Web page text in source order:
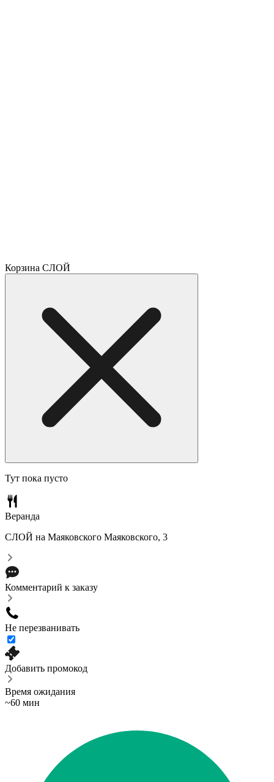
Корзина СЛОЙ
Тут пока пусто
Веранда
СЛОЙ на Маяковского Маяковского, 3
Комментарий к заказу
Не перезванивать
Добавить промокод
Время ожидания
~60 мин